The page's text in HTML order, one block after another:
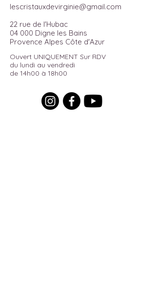
lescristauxdevirginie@gmail.com
22 rue de l'Hubac
04 000 Digne les Bains
Provence Alpes Côte d'Azur
Ouvert UNIQUEMENT Sur RDV
du lundi au vendredi
de 14h00 à 18h00